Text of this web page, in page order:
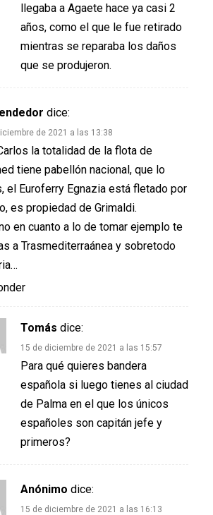
llegaba a Agaete hace ya casi 2
años, como el que le fue retirado
mientras se reparaba los daños
que se produjeron.
dice:
de 2021 a las 13:38
la totalidad de la flota de
tiene pabellón nacional, que lo
el Euroferry Egnazia está fletado por
es propiedad de Grimaldi.
en cuanto a lo de tomar ejemplo te
a Trasmediterraánea y sobretodo
Tomás dice:
15 de diciembre de 2021 a las 15:57
Para qué quieres bandera
española si luego tienes al ciudad
de Palma en el que los únicos
españoles son capitán jefe y
primeros?
Anónimo dice:
15 de diciembre de 2021 a las 16:13